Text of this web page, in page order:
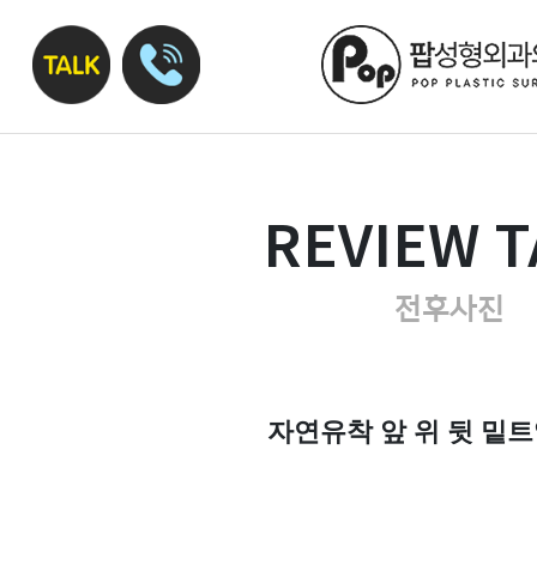
REVIEW
전후사진
자연유착 앞 위 뒷 밑